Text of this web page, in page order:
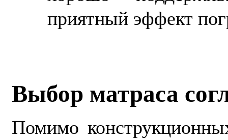
приятный эффект
Выбор матраса
Помимо